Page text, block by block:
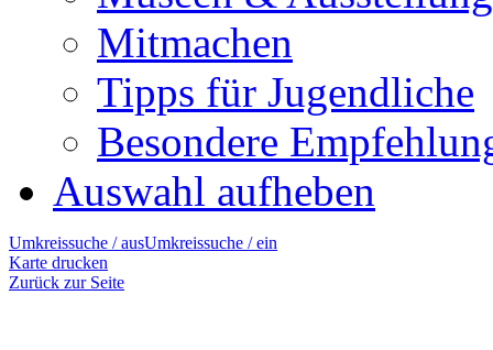
Mitmachen
Tipps für Jugendliche
Besondere
Auswahl aufheben
Umkreissuche / ausUmkreissuche / ein
Karte drucken
Zurück zur Seite